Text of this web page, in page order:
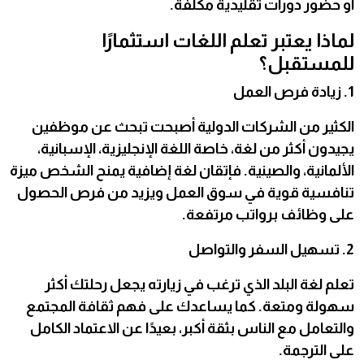
أو حضور دورات تقليدية مكلفة.
لماذا يعتبر تعلم اللغات استثمارًا
للمستقبل؟
1. زيادة فرص العمل
الكثير من الشركات الدولية أصبحت تبحث عن موظفين
يجيدون أكثر من لغة، خاصة اللغة الإنجليزية، الإسبانية،
الألمانية، والصينية. فإتقان لغة إضافية يمنح الشخص ميزة
تنافسية قوية في سوق العمل ويزيد من فرص الحصول
على وظائف برواتب مرتفعة.
2. تسهيل السفر والتواصل
تعلم لغة البلد الذي ترغب في زيارته يجعل رحلتك أكثر
سهولة ومتعة. كما يساعدك على فهم ثقافة المجتمع
والتعامل مع الناس بثقة أكبر، بعيدًا عن الاعتماد الكامل
على الترجمة.